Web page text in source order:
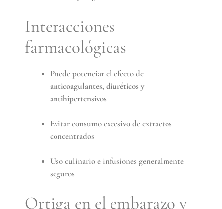
Interacciones
farmacológicas
Puede potenciar el efecto de
anticoagulantes, diuréticos y
antihipertensivos
Evitar consumo excesivo de extractos
concentrados
Uso culinario e infusiones generalmente
seguros
Ortiga en el embarazo y